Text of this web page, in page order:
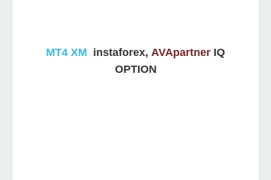
MT4 XM instaforex, AVApartner IQ
OPTION